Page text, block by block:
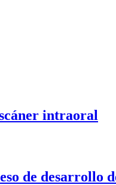
intraoral
de desarrollo